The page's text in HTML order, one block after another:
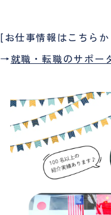
[お仕事情報はこちら
→就職・転職のサポー